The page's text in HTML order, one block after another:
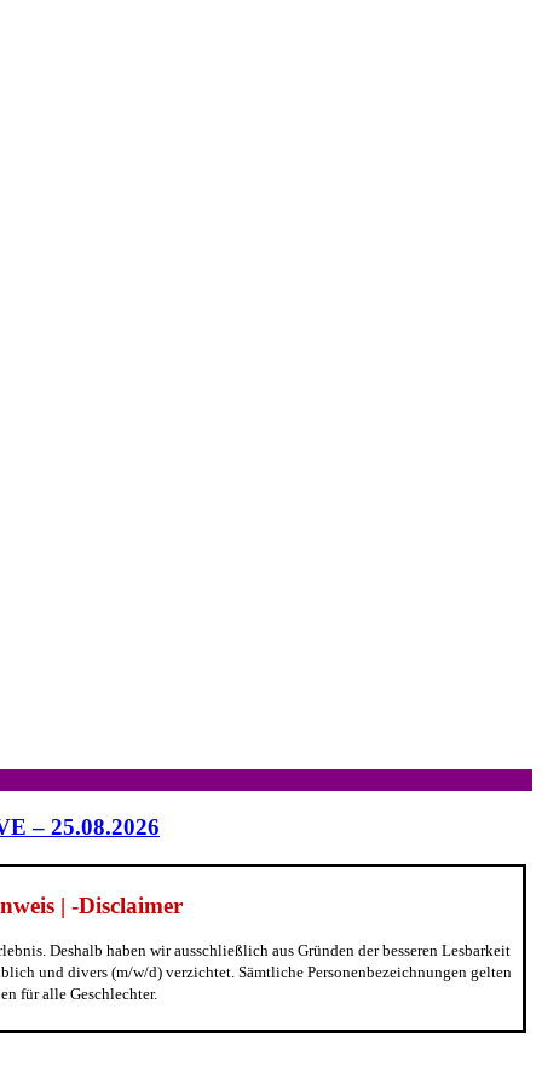
– 25.08.2026
| -Disclaimer
Deshalb haben wir ausschließlich aus Gründen der besseren Lesbarkeit
und divers (m/w/d) verzichtet. Sämtliche Personenbezeichnungen gelten
für alle Geschlechter.